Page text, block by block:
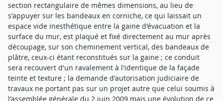
section rectangulaire de mêmes dimensions, au lieu de
s'appuyer sur les bandeaux en corniche, ce qui laissait un
espace vide inesthétique entre la gaine d'évacuation et la
surface du mur, est plaqué et fixé directement au mur après
découpage, sur son cheminement vertical, des bandeaux de
plâtre, ceux-ci étant reconstitués sur la gaine ; ce conduit
sera recouvert d'un ravalement à l'identique de la façade
teinte et texture ; la demande d'autorisation judiciaire de
travaux ne portant pas sur un projet autre que celui soumis à
l'assemblée générale du 2 juin 2009 mais une évolution de ce